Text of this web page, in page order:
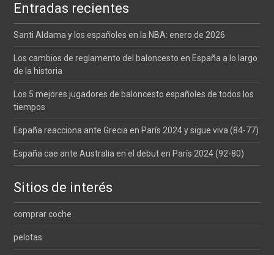
Entradas recientes
Santi Aldama y los españoles en la NBA: enero de 2026
Los cambios de reglamento del baloncesto en España a lo largo
de la historia
Los 5 mejores jugadores de baloncesto españoles de todos los
tiempos
España reacciona ante Grecia en París 2024 y sigue viva (84-77)
España cae ante Australia en el debut en París 2024 (92-80)
Sitios de interés
comprar coche
pelotas